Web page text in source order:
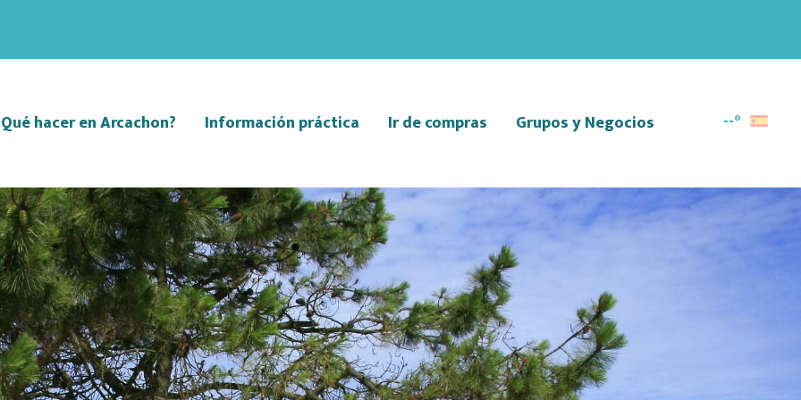
--° Buscar
hacer en Arcachon? Información práctica Ir de compras Grupos y Negocios